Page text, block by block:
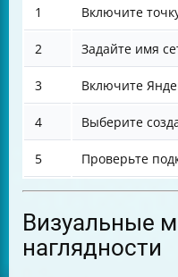
1 Включите
2 Задайте имя
3 Включите
4 Выберите
5 Проверьте
Визуальные
наглядности